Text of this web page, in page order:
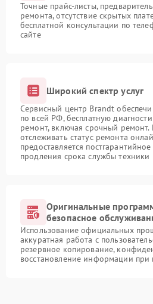
Точные прайс-листы,
ремонта, отсутствие скрытых
бесплатной консультации по
сайте
Широкий спектр услуг
Сервисный центр Brandt
по всей РФ, бесплатную
ремонт, включая срочный ремонт.
отслеживать статус ремонта
предоставляется
продления срока службы техники
Оригинальные
безопасное
Использование официальных
аккуратная работа с
резервное копирование,
восстановление информации при